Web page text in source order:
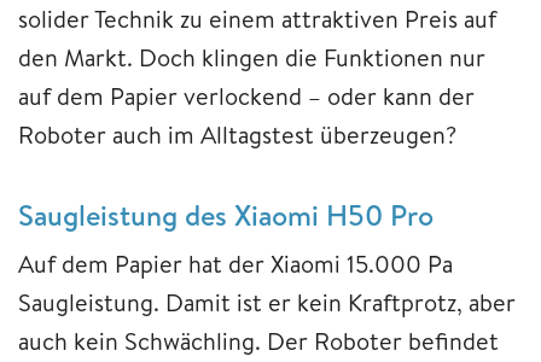
solider Technik zu einem attraktiven Preis auf
den Markt. Doch klingen die Funktionen nur
auf dem Papier verlockend – oder kann der
Roboter auch im Alltagstest überzeugen?
Saugleistung des Xiaomi H50 Pro
Auf dem Papier hat der Xiaomi 15.000 Pa
Saugleistung. Damit ist er kein Kraftprotz, aber
auch kein Schwächling. Der Roboter befindet